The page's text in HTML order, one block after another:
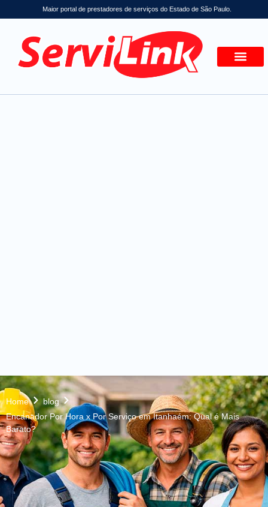
Maior portal de prestadores de serviços do Estado de São Paulo.
Home
blog
Encanador Por Hora x Por Serviço em Itanhaém: Qual é Mais
Barato?